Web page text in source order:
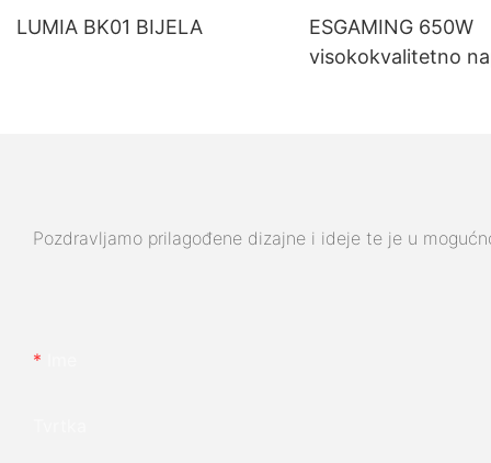
LUMIA BK01 BIJELA
ESGAMING 650W
visokokvalitetno
Pozdravljamo prilagođene dizajne i ideje te je u